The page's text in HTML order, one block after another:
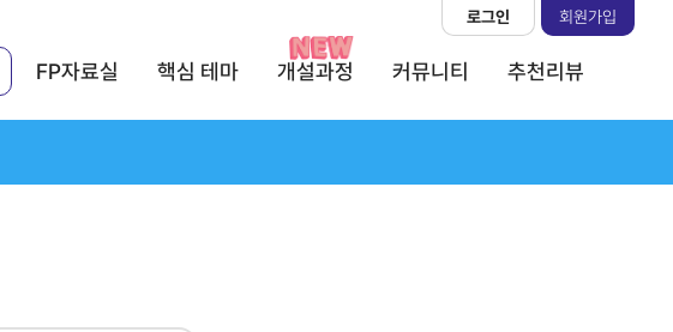
FP자료실 핵심 테마 개설과정 커뮤니티 추천리뷰
로그인 회원가입